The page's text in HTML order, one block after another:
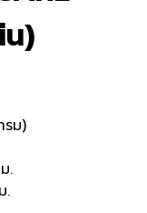
น)
รม)
.
.